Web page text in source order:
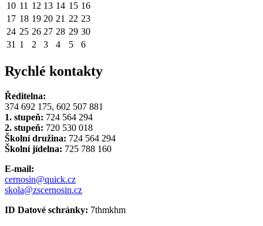
10 11 12 13 14 15 16
17 18 19 20 21 22 23
24 25 26 27 28 29 30
31 1 2 3 4 5 6
Rychlé kontakty
Ředitelna:
374 692 175, 602 507 881
1. stupeň: 724 564 294
2. stupeň: 720 530 018
Školní družina: 724 564 294
Školní jídelna: 725 788 160
E-mail:
cernosin@quick.cz
skola@zscernosin.cz
ID Datové schránky: 7thmkhm